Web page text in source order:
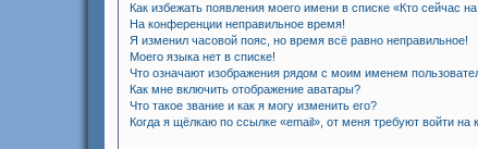
Как избежать появления моего имени в списке «Кто сейчас
На конференции неправильное время!
Я изменил часовой пояс, но время всё равно неправильное!
Моего языка нет в списке!
Что означают изображения рядом с моим именем
Как мне включить отображение аватары?
Что такое звание и как я могу изменить его?
Когда я щёлкаю по ссылке «email», от меня требуют войти на